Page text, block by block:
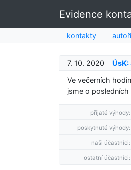
Evidence
kontakty autoři
7. 10. 2020
Ve večerních
jsme o
přijaté výhody:
poskytnuté výhody:
naši účastníci:
ostatní účastníci: